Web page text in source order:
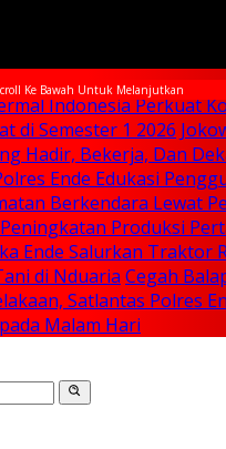
Ke Bawah Untuk Melanjutkan
Indonesia Perkuat
di Semester 1 2026
Hadir, Bekerja, Dan
Ende Edukasi
Berkendara Lewat
Produksi
Ende Salurkan Traktor
di Nduaria Cegah
Satlantas Polres
Malam Hari